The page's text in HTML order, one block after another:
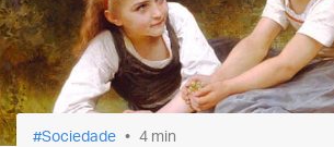
Sociedade 4 min